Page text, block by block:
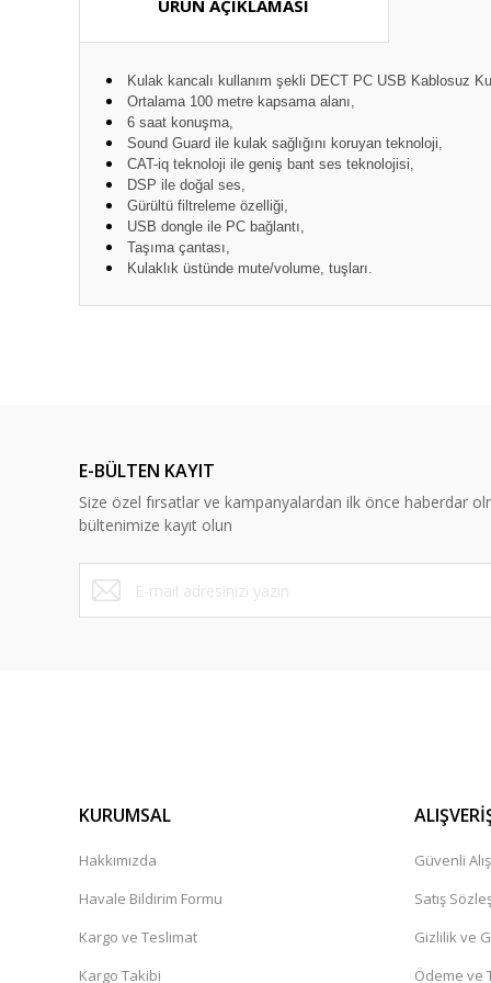
ÜRÜN AÇIKLAMASI
Kulak kancalı kullanım şekli DECT PC USB Kablosuz
Ortalama 100 metre kapsama alanı,
6 saat konuşma,
Sound Guard ile kulak sağlığını koruyan teknoloji,
CAT-iq teknoloji ile geniş bant ses teknolojisi,
DSP ile doğal ses,
Gürültü filtreleme özelliği,
USB dongle ile PC bağlantı,
Taşıma çantası,
Kulaklık üstünde mute/volume, tuşları.
Ürün bilgilerinde hatalar bulunuyor.
Ürün fiyatı diğer sitelerden daha pahalı.
Bu ürüne benzer farklı alternatifler olmalı.
E-BÜLTEN KAYIT
Size özel fırsatlar ve kampanyalardan ilk önce haberdar
bültenimize kayıt olun
KURUMSAL
Hakkımızda
Havale Bildirim Formu
Kargo ve Teslimat
Kargo Takibi
Güvenli
Satış
Gizlilik ve
Ödeme ve